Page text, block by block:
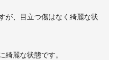
が、目立つ傷はなく綺麗な状
綺麗な状態です。